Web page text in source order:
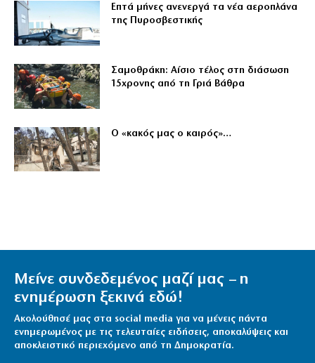
Επτά μήνες ανενεργά τα νέα αεροπλάνα
της Πυροσβεστικής
Σαμοθράκη: Αίσιο τέλος στη διάσωση
15χρονης από τη Γριά Βάθρα
Ο «κακός μας ο καιρός»…
Μείνε συνδεδεμένος μαζί μας – η
ενημέρωση ξεκινά εδώ!
Ακολούθησέ μας στα social media για να μένεις πάντα
ενημερωμένος με τις τελευταίες ειδήσεις, αποκαλύψεις και
αποκλειστικό περιεχόμενο από τη Δημοκρατία.